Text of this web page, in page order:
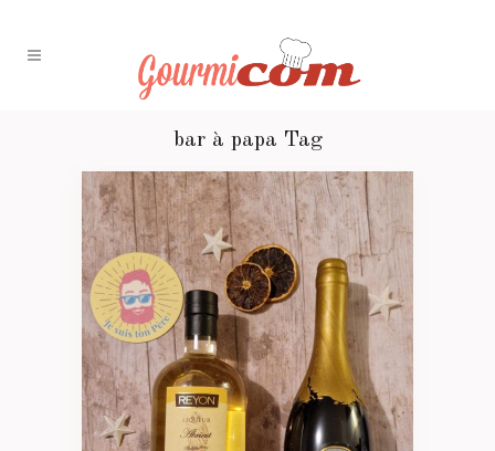
bar à papa Tag